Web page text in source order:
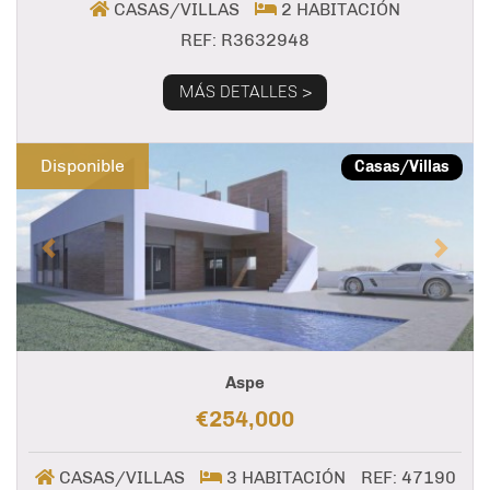
CASAS/VILLAS
2 HABITACIÓN
REF: R3632948
MÁS DETALLES >
Disponible Casas/Villas
Previous Next
Aspe
€254,000
CASAS/VILLAS 3 HABITACIÓN REF: 47190